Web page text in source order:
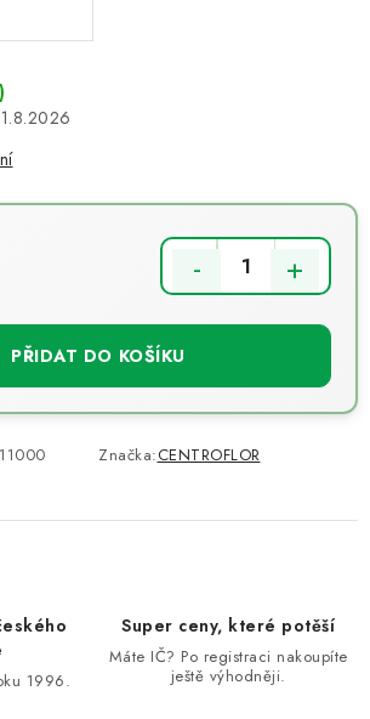
PŘIDAT DO KOŠÍKU
Značka:CENTROFLOR
1996.
Super ceny, které potěší
Máte IČ? Po registraci nakoupíte
ještě výhodněji.